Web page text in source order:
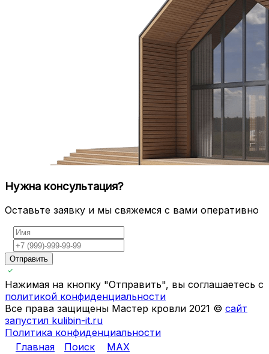
Нужна консультация?
Оставьте заявку и мы свяжемся с вами оперативно
Отправить
Нажимая на кнопку "Отправить", вы соглашаетесь с
политикой конфиденциальности
Все права защищены Мастер кровли 2021 © сайт
запустил kulibin-it.ru
Политика конфиденциальности
Главная
Поиск MAX